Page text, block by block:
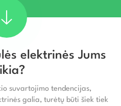
elektrinės Jums
suvartojimo tendencijas,
galia, turėtų būti šiek tiek